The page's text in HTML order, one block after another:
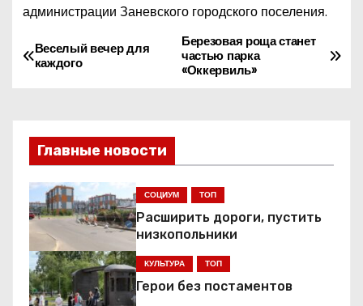
администрации Заневского городского поселения.
Н
г
а
ц
и
Березовая роща станет
частью парка
«Оккервиль»
Веселый вечер для
каждого
Главные новости
СОЦИУМ ТОП
Расширить дороги, пустить
низкопольники
КУЛЬТУРА ТОП
Герои без постаментов